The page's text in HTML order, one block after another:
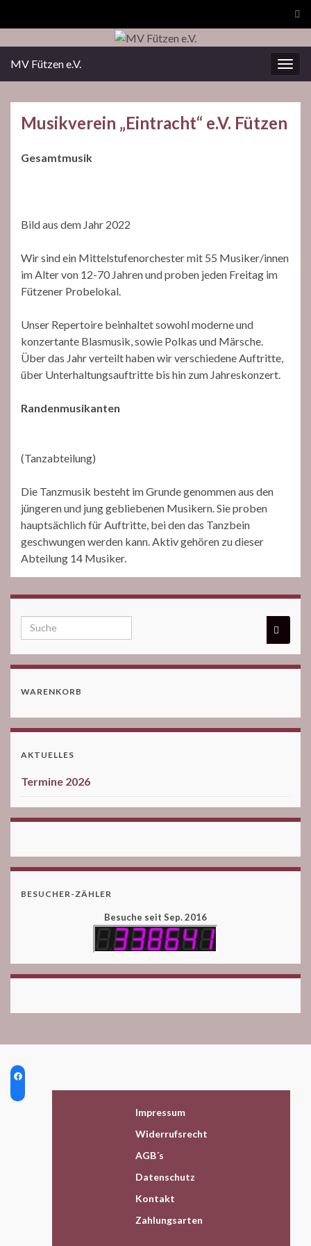
MV Fützen e.V.
Musikverein „Eintracht“ e.V. Fützen
Gesamtmusik
Bild aus dem Jahr 2022
Wir sind ein Mittelstufenorchester mit 55 Musiker/innen
im Alter von 12-70 Jahren und proben jeden Freitag im
Fützener Probelokal.
Unser Repertoire beinhaltet sowohl moderne und
konzertante Blasmusik, sowie Polkas und Märsche.
Über das Jahr verteilt haben wir verschiedene Auftritte,
über Unterhaltungsauftritte bis hin zum Jahreskonzert.
Randenmusikanten
(Tanzabteilung)
Die Tanzmusik besteht im Grunde genommen aus den
jüngeren und jung gebliebenen Musikern. Sie proben
hauptsächlich für Auftritte, bei den das Tanzbein
geschwungen werden kann. Aktiv gehören zu dieser
Abteilung 14 Musiker.
WARENKORB
AKTUELLES
Termine 2026
BESUCHER-ZÄHLER
Besuche seit Sep. 2016
Impressum
Widerrufsrecht
AGB´s
Datenschutz
Kontakt
Zahlungsarten